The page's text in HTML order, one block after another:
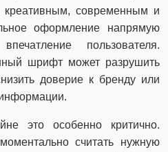
современным и
оформление напрямую
пользователя.
шрифт может разрушить
доверие к бренду или
это особенно критично.
считать нужную